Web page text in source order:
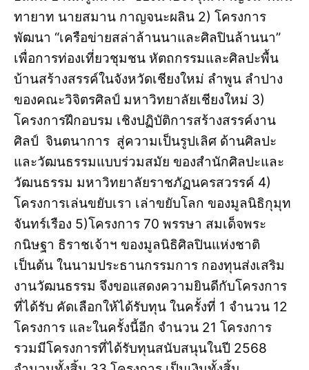
ทายาท นายสมาน กาญจนะผลิน 2) โครงการ
พัฒนา “เครือข่ายสล่าล้านนาและศิลปินล้านนา”
เพื่อการท่องเที่ยวชุมชน หัตถกรรมและศิลปะพื้น
บ้านสร้างสรรค์ในจังหวัดเชียงใหม่ ลำพูน ลำปาง
ของคณะวิจิตรศิลป์ มหาวิทยาลัยเชียงใหม่ 3)
โครงการฝึกอบรม เชิงปฏิบัติการสร้างสรรค์งาน
ศิลป์ จินตนาการ สู่ความเป็นรูปเลิศ ด้านศิลปะ
และวัฒนธรรมแบบร่วมสมัย ของสำนักศิลปะและ
วัฒนธรรม มหาวิทยาลัยราชภัฏนครสวรรค์ 4)
โครงการเล่นขยับเรา เล่าขยับโลก ของมูลนิธิกุมุท
จันทร์เรือง 5)โครงการ 70 พรรษา สมเด็จพระ
กนิษฐา ธิราชเจ้าฯ ของมูลนิธิศิลปินแห่งชาติ
เป็นต้น ในนามประธานกรรมการ กองทุนส่งเสริม
งานวัฒนธรรม จึงขอแสดงความยินดีกับโครงการ
ที่ได้รับ คัดเลือกให้ได้รับทุน ในครั้งที่ 1 จำนวน 12
โครงการ และในครั้งนี้อีก จำนวน 21 โครงการ
รวมมีโครงการที่ได้รับทุนสนับสนุนในปี 2568